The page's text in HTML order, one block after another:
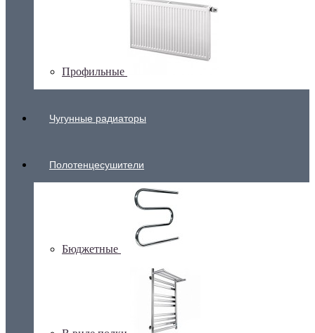
Профильные
Чугунные радиаторы
Полотенцесушители
Бюджетные